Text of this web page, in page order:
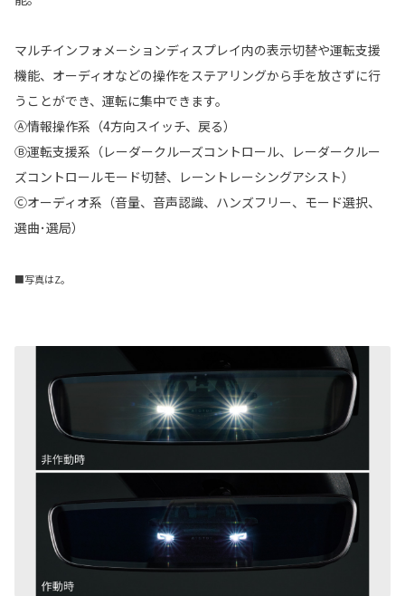
マルチインフォメーションディスプレイ内の表示切替や運転支援
機能、オーディオなどの操作をステアリングから手を放さずに行
うことができ、運転に集中できます。
Ⓐ情報操作系（4方向スイッチ、戻る）
Ⓑ運転支援系（レーダークルーズコントロール、レーダークルー
ズコントロールモード切替、レーントレーシングアシスト）
Ⓒオーディオ系（音量、音声認識、ハンズフリー、モード選択、
選曲･選局）
■写真はZ。